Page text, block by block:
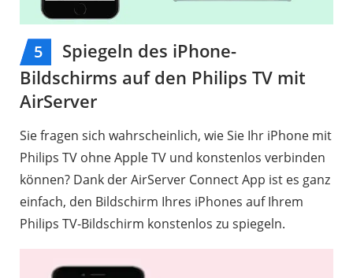
5
Spiegeln des iPhone-
Bildschirms auf den Philips TV mit
AirServer
Sie fragen sich wahrscheinlich, wie Sie Ihr iPhone mit
Philips TV ohne Apple TV und konstenlos verbinden
können? Dank der AirServer Connect App ist es ganz
einfach, den Bildschirm Ihres iPhones auf Ihrem
Philips TV-Bildschirm konstenlos zu spiegeln.